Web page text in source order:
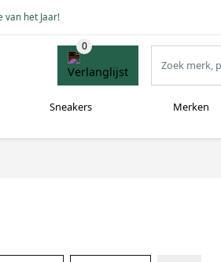
van het Jaar!
Sneakers Merken